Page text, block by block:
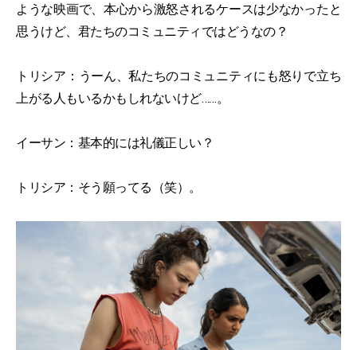
ような映画で、本心から激怒されるケースは少なかったと
思うけど、君たちのコミュニティではどうなの？
トリシア：うーん、私たちのコミュニティにも怒りで立ち
上がる人もいるかもしれないけど……。
イーサン：基本的には礼儀正しい？
トリシア：そう願ってる（笑）。